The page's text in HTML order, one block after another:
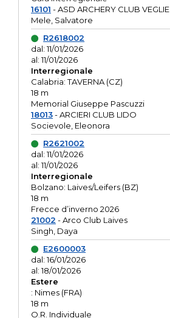
16101 - ASD ARCHERY CLUB VEGLIE
Mele, Salvatore
R2618002
dal: 11/01/2026
al: 11/01/2026
Interregionale
Calabria: TAVERNA (CZ)
18 m
Memorial Giuseppe Pascuzzi
18013- ARCIERI CLUB LIDO
Socievole, Eleonora
R2621002
dal: 11/01/2026
al: 11/01/2026
Interregionale
Bolzano: Laives/Leifers (BZ)
18 m
Frecce d’inverno 2026
21002 - Arco Club Laives
Singh, Daya
E2600003
dal: 16/01/2026
al: 18/01/2026
Estere
: Nimes (FRA)
18 m
O.R. Individuale